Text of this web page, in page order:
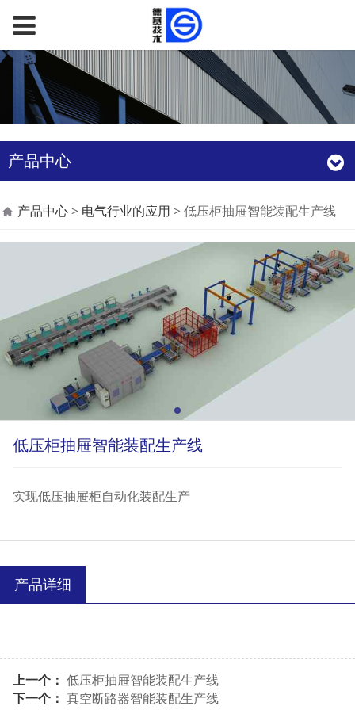
产品中心
低压柜抽屉智能装配生
产线
产品中心> 电气行业的应用 > 低压柜抽屉智能装配生产线
低压柜抽屉智能装配生产线
实现低压抽屉柜自动化装配生产
产品详细
上一个： 低压柜抽屉智能装配生产线
下一个： 真空断路器智能装配生产线